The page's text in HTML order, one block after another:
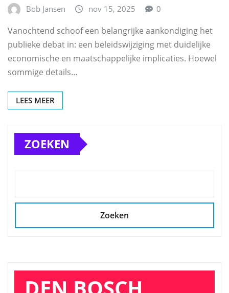
Bob Jansen nov 15, 2025 0
Vanochtend schoof een belangrijke aankondiging het
publieke debat in: een beleidswijziging met duidelijke
economische en maatschappelijke implicaties. Hoewel
sommige details…
LEES MEER
ZOEKEN
Zoeken